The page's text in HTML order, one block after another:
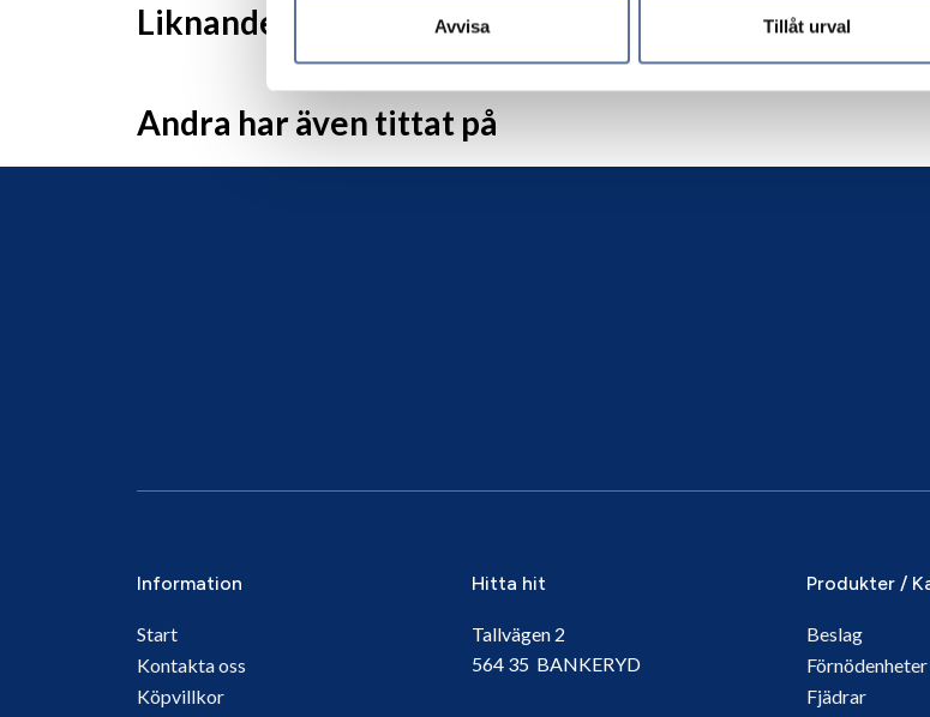
Avvisa Tillåt urval
Liknande produkter
Andra har även tittat på
Information
Start
Kontakta oss
Köpvillkor
Hitta hit
Tallvägen 2
564 35 BANKERYD
Produkter /
Beslag
Förnödenheter
Fjädrar